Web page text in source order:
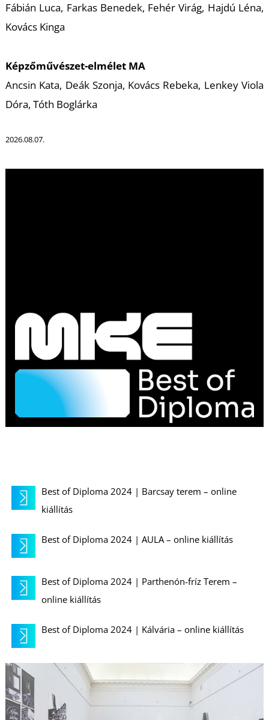
Best of Diploma 2024 | Barcsay terem – online
kiállítás
Best of Diploma 2024 | AULA – online kiállítás
Best of Diploma 2024 | Parthenón-fríz Terem –
online kiállítás
Best of Diploma 2024 | Kálvária – online kiállítás
Fábián Luca, Farkas Benedek, Fehér Virág, Hajdú Léna,
Kovács Kinga
Képzőművészet-elmélet MA
Ancsin Kata, Deák Szonja, Kovács Rebeka, Lenkey Viola
Dóra, Tóth Boglárka
2026.08.07.